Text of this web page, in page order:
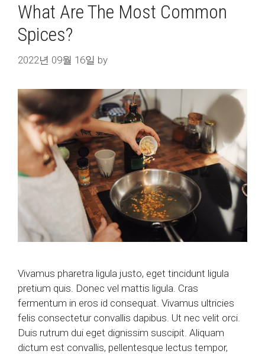
What Are The Most Common
Spices?
2022년 09월 16일 by
Vivamus pharetra ligula justo, eget tincidunt ligula
pretium quis. Donec vel mattis ligula. Cras
fermentum in eros id consequat. Vivamus ultricies
felis consectetur convallis dapibus. Ut nec velit orci.
Duis rutrum dui eget dignissim suscipit. Aliquam
dictum est convallis, pellentesque lectus tempor,